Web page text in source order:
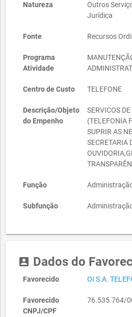
Natureza
Outros
Jurídica
Fonte Recursos
Programa
Atividade
Centro de Custo TELEFONE
Descrição/Objeto
do Empenho
SERVICOS
(TELEFONIA
SUPRIR AS
SECRETARIA
Função
Subfunção
account_box Dados do
Favorecido OI S.A.
Favorecido
CNPJ/CPF
76.535.764/